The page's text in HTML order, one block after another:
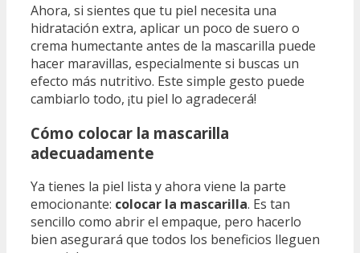
Ahora, si sientes que tu piel necesita una
hidratación extra, aplicar un poco de suero o
crema humectante antes de la mascarilla puede
hacer maravillas, especialmente si buscas un
efecto más nutritivo. Este simple gesto puede
cambiarlo todo, ¡tu piel lo agradecerá!
Cómo colocar la mascarilla
adecuadamente
Ya tienes la piel lista y ahora viene la parte
emocionante: colocar la mascarilla. Es tan
sencillo como abrir el empaque, pero hacerlo
bien asegurará que todos los beneficios lleguen